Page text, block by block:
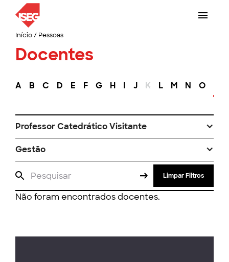
Início/ Pessoas
Docentes
A B C D E F G H I J K L M N O
Professor Catedrático Visitante
Gestão
Limpar Filtros
Não foram encontrados docentes.